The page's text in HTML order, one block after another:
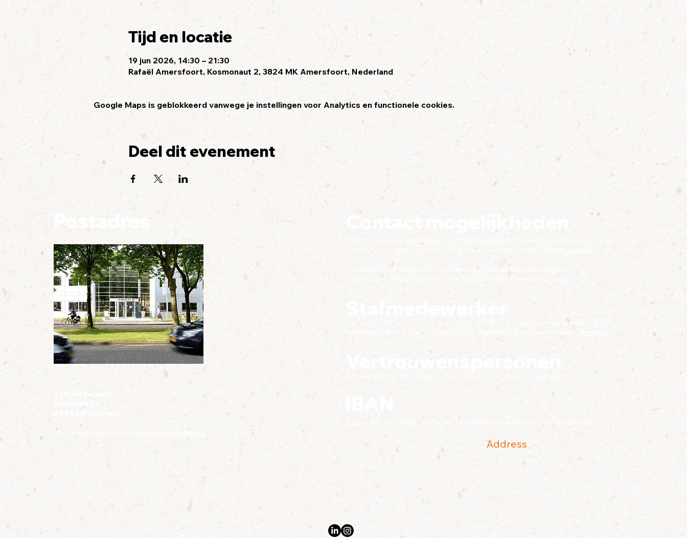
Tijd en locatie
19 jun 2026, 14:30 – 21:30
Rafaël Amersfoort, Kosmonaut 2, 3824 MK Amersfoort, Nederland
Google Maps is geblokkeerd vanwege je instellingen voor Analytics en functionele cookies.
Deel dit evenement
Postadres
CMF Nederland
3994 DB Houten
Voor genodigden: zie de routebeschrijving
Contact mogelijkheden
Voor de media is het mogelijk om met de stafwerker of het bestuur contact op te
nemen. Contactpersoon hiervoor is onze voorzitter Cobie Soldaat,
Voor algemene vragen kunt u mailen naar het secretariaat:
nederland.nl
Stafmedewerker
Het Jong CMF bestuur wordt ondersteund door een parttime stafwerker: Daniël
Verbeeke. U kunt contact opnemen bij vragen over het studentenwerk,
Vertrouwenspersonen
Bart en Annette Borreman,
IBAN
Betalingen zijn welkom op NL42 INGB 0000 0166 27 t.n.v. CMF Nederland.
Address